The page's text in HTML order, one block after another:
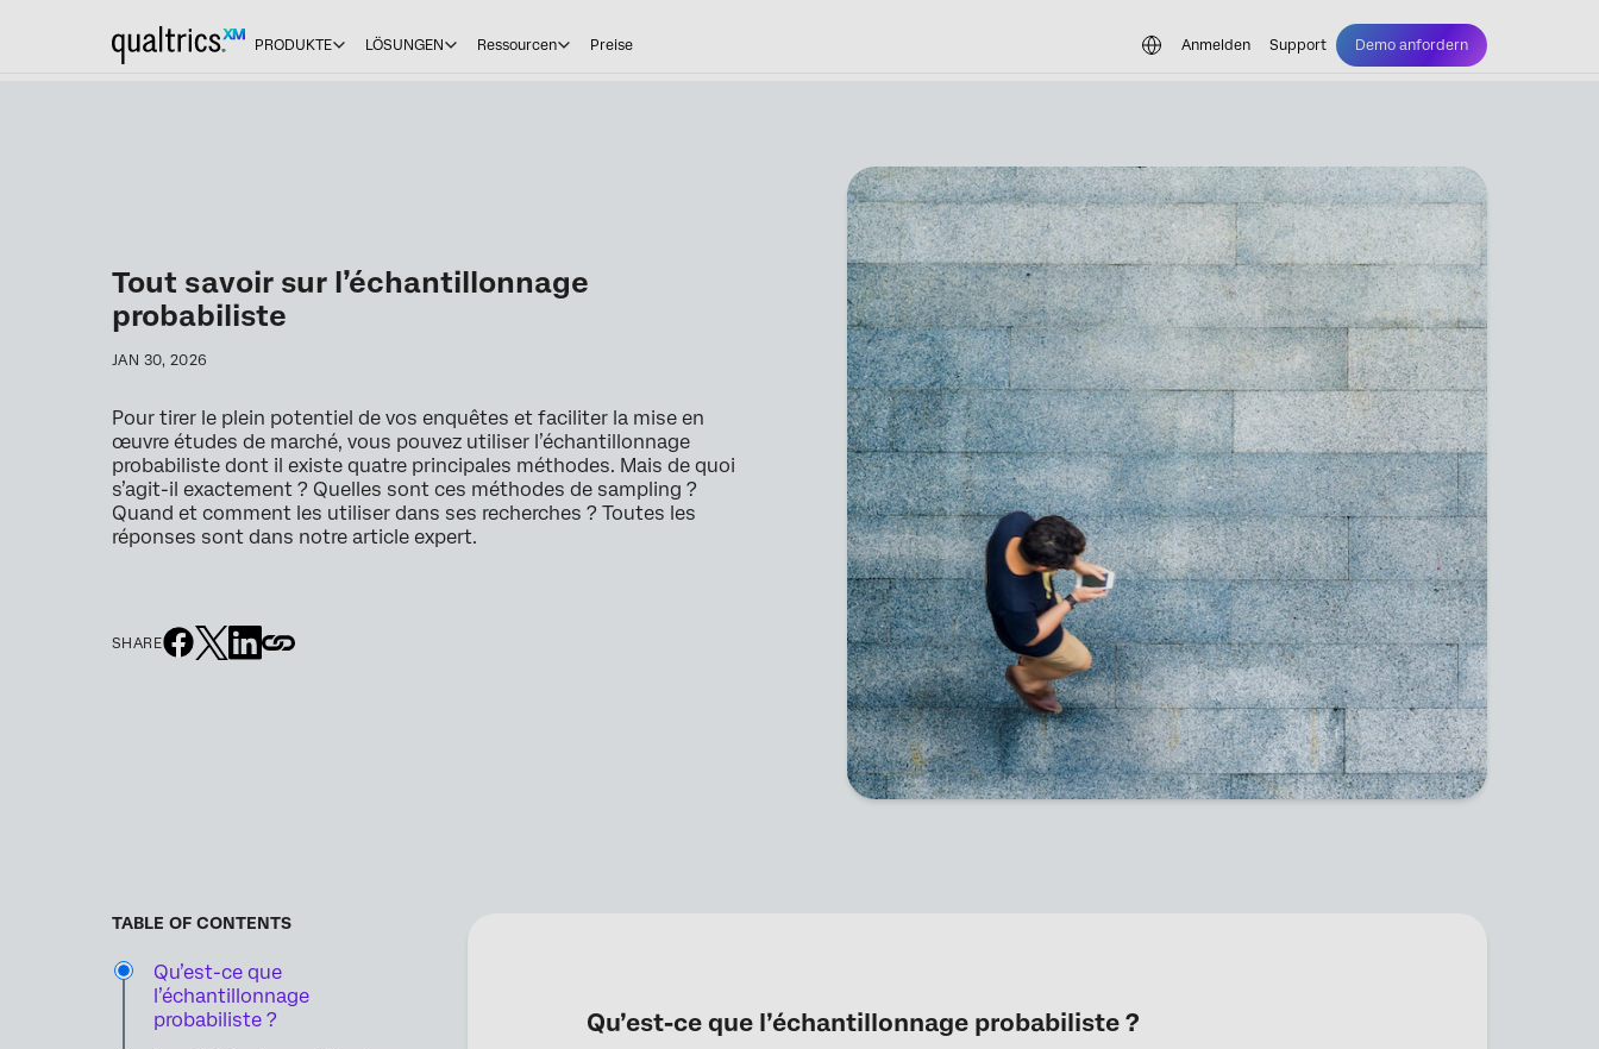
PRODUKTE LÖSUNGEN Ressourcen Preise Anmelden Support Demo anfordern
Tout savoir sur l’échantillonnage
probabiliste
JAN 30, 2026
Pour tirer le plein potentiel de vos enquêtes et faciliter la mise en
œuvre études de marché, vous pouvez utiliser l’échantillonnage
probabiliste dont il existe quatre principales méthodes. Mais de quoi
s’agit-il exactement ? Quelles sont ces méthodes de sampling ?
Quand et comment les utiliser dans ses recherches ? Toutes les
réponses sont dans notre article expert.
SHARE
TABLE OF CONTENTS
Qu’est-ce que
l’échantillonnage
probabiliste ?
Qu’est-ce que l’échantillonnage probabiliste ?